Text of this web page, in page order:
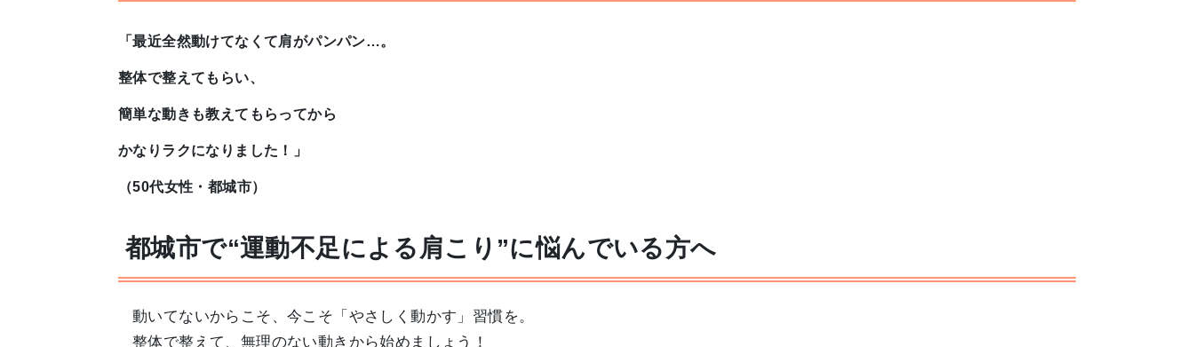
「最近全然動けてなくて肩がパンパン…。
整体で整えてもらい、
簡単な動きも教えてもらってから
かなりラクになりました！」
（50代女性・都城市）
都城市で“運動不足による肩こり”に悩んでいる方へ
動いてないからこそ、今こそ「やさしく動かす」習慣を。
整体で整えて、無理のない動きから始めましょう！